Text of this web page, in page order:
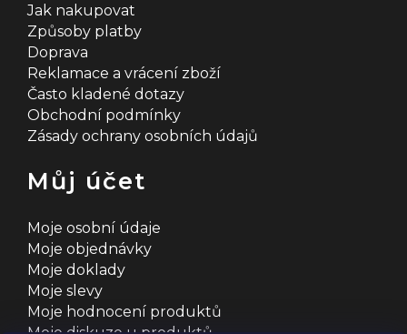
Jak nakupovat
Způsoby platby
Doprava
Reklamace a vrácení zboží
Často kladené dotazy
Obchodní podmínky
Zásady ochrany osobních údajů
Můj účet
Moje osobní údaje
Moje objednávky
Moje doklady
Moje slevy
Moje hodnocení produktů